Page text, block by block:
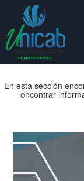
En esta sección
encontrar